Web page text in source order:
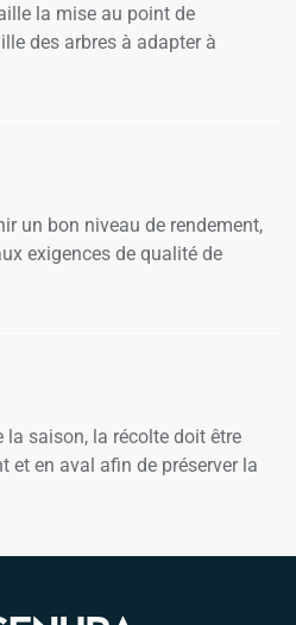
la mise au point de
des arbres à adapter à
un bon niveau de rendement,
exigences de qualité de
la saison, la récolte doit être
et en aval afin de préserver la